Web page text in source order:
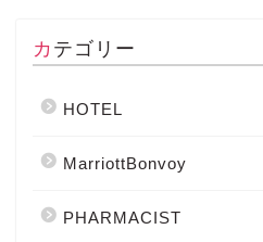
カテゴリー
HOTEL
MarriottBonvoy
PHARMACIST